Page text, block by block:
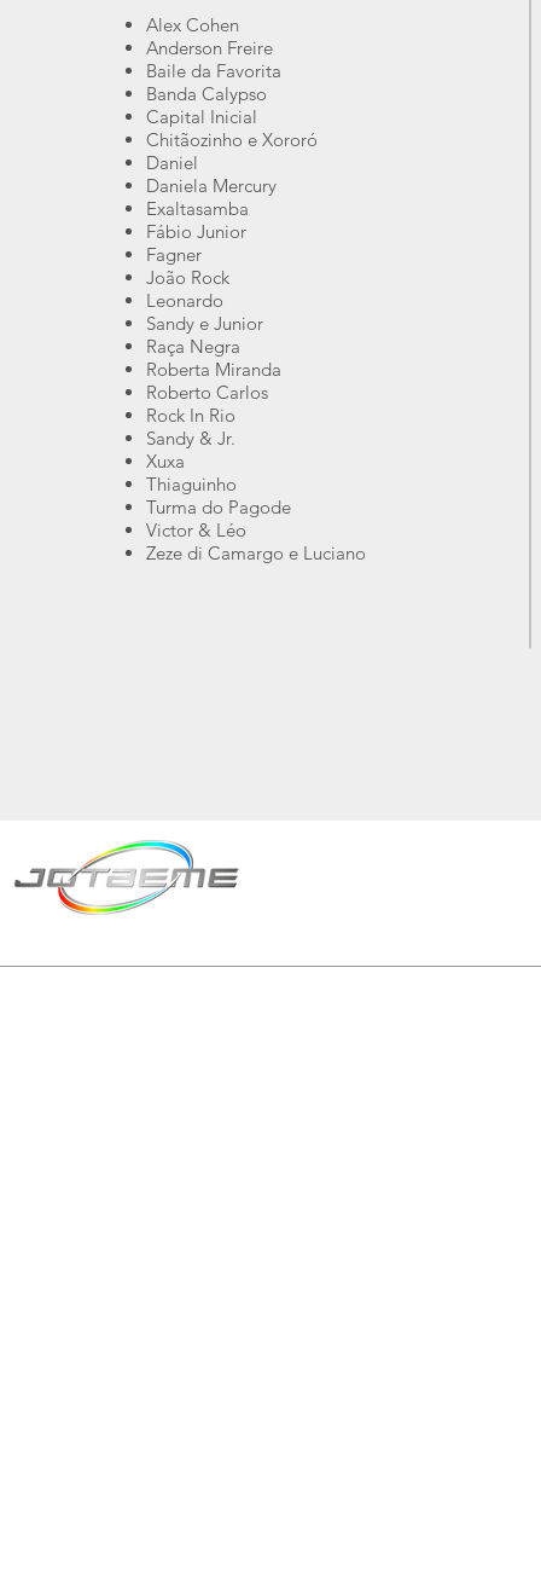
Alex Cohen
Anderson Freire
Baile da Favorita
Banda Calypso
Capital Inicial
Chitãozinho e Xororó
Daniel
Daniela Mercury
Exaltasamba
Fábio Junior
Fagner
João Rock
Leonardo
Sandy e Junior
Raça Negra
Roberta Miranda
Roberto Carlos
Rock In Rio
Sandy & Jr.
Xuxa
Thiaguinho
Turma do Pagode
Victor & Léo
Zeze di Camargo e Luciano